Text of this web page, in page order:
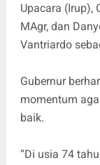
Upacara (Irup),
MAgr, dan
Vantriardo
Gubernur
momentum
baik.
“Di usia 74